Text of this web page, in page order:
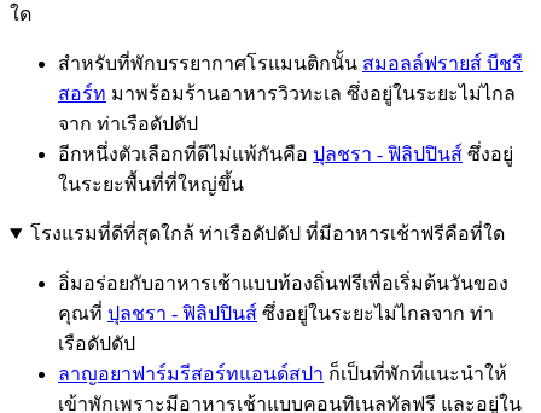
ใด
สำหรับที่พักบรรยากาศโรแมนติกนั้น สมอลล์ฟรายส์ บีชรี
สอร์ท มาพร้อมร้านอาหารวิวทะเล ซึ่งอยู่ในระยะไม่ไกล
จาก ท่าเรือดัปดัป
อีกหนึ่งตัวเลือกที่ดีไม่แพ้กันคือ ปุลชรา - ฟิลิปปินส์ ซึ่งอยู่
ในระยะพื้นที่ที่ใหญ่ขึ้น
โรงแรมที่ดีที่สุดใกล้ ท่าเรือดัปดัป ที่มีอาหารเช้าฟรีคือที่ใด
อิ่มอร่อยกับอาหารเช้าแบบท้องถิ่นฟรีเพื่อเริ่มต้นวันของ
คุณที่ ปุลชรา - ฟิลิปปินส์ ซึ่งอยู่ในระยะไม่ไกลจาก ท่า
เรือดัปดัป
ลาญอยาฟาร์มรีสอร์ทแอนด์สปา ก็เป็นที่พักที่แนะนำให้
เข้าพักเพราะมีอาหารเช้าแบบคอนทิเนลทัลฟรี และอยู่ใน